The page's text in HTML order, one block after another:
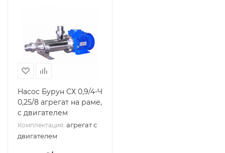
Насос Бурун СХ 0,9/4-Ч
0,25/8 агрегат на раме,
с двигателем
Комплектация: агрегат с
двигателем